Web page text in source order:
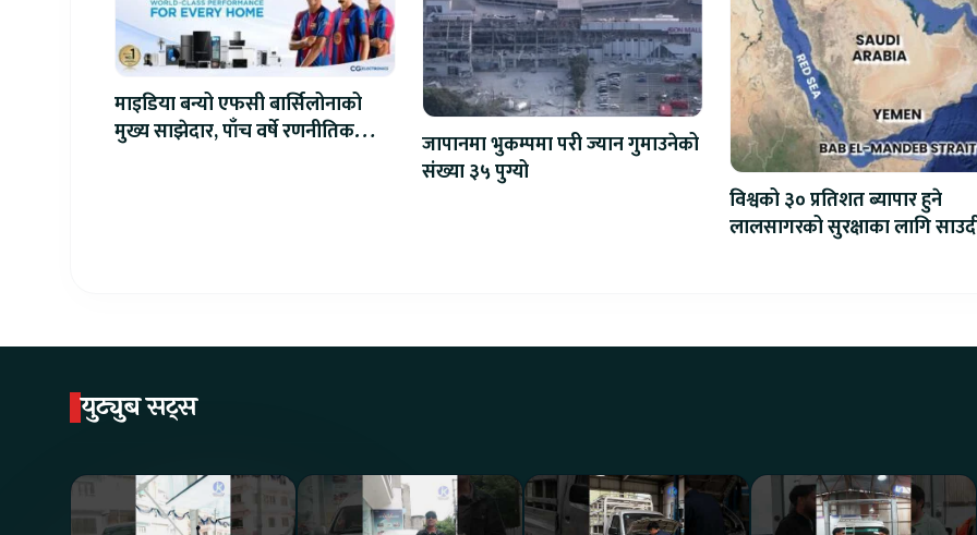
माइडिया बन्यो एफसी बार्सिलोनाको
मुख्य साझेदार, पाँच वर्षे रणनीतिक
जापानमा भुकम्पमा परी ज्यान गुमाउनेको
संख्या ३५ पुग्यो
विश्वको ३० प्रतिशत ब्यापार हुने
लालसागरको सुरक्षाका लागि
युट्युब सट्स